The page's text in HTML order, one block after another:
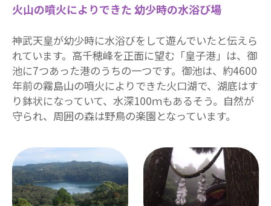
火山の噴火によりできた 幼少時の水浴び場
神武天皇が幼少時に水浴びをして遊んでいたと伝えら
れています。高千穂峰を正面に望む「皇子港」は、御
池に7つあった港のうちの一つです。御池は、約4600
年前の霧島山の噴火によりできた火口湖で、湖底はす
り鉢状になっていて、水深100ｍもあるそう。自然が
守られ、周囲の森は野鳥の楽園となっています。